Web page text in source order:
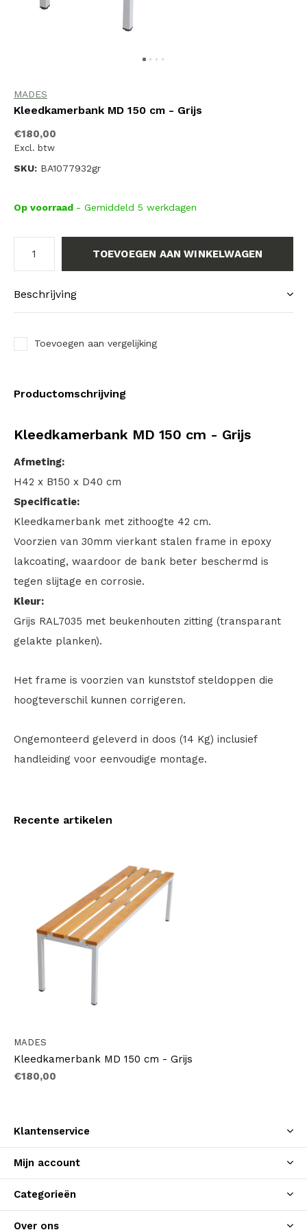
MADES
Kleedkamerbank MD 150 cm - Grijs
€180,00
Excl. btw
SKU: BA1077932gr
Op voorraad - Gemiddeld 5 werkdagen
TOEVOEGEN AAN WINKELWAGEN
Beschrijving
Toevoegen aan vergelijking
Productomschrijving
Kleedkamerbank MD 150 cm - Grijs
Afmeting:
H42 x B150 x D40 cm
Specificatie:
Kleedkamerbank met zithoogte 42 cm.
Voorzien van 30mm vierkant stalen frame in epoxy
lakcoating, waardoor de bank beter beschermd is
tegen slijtage en corrosie.
Kleur:
Grijs RAL7035 met beukenhouten zitting (transparant
gelakte planken).
Het frame is voorzien van kunststof steldoppen die
hoogteverschil kunnen corrigeren.
Ongemonteerd geleverd in doos (14 Kg) inclusief
handleiding voor eenvoudige montage.
Recente artikelen
MADES
Kleedkamerbank MD 150 cm - Grijs
€180,00
Klantenservice
Mijn account
Categorieën
Over ons